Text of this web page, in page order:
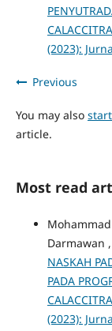
(2023):
Previous
You may also
article.
Most read
Darmawan
NASKAH
PADA
(2023):